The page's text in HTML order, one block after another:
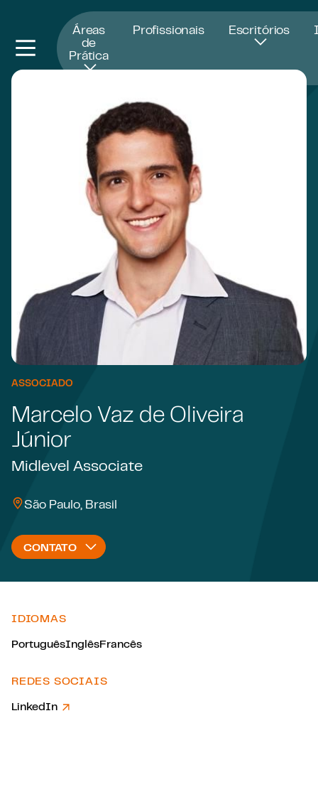
Áreas
de
Prática
Profissionais Escritórios
ASSOCIADO
Marcelo Vaz de Oliveira
Júnior
Midlevel Associate
São Paulo, Brasil
CONTATO
IDIOMAS
PortuguêsInglêsFrancês
REDES SOCIAIS
LinkedIn
Abre numa nova janela